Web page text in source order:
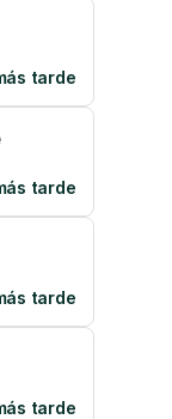
tarde
tarde
tarde
tarde